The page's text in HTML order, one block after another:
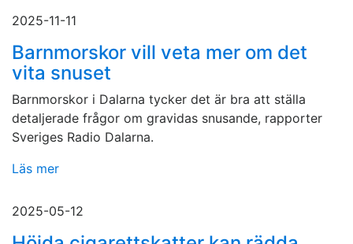
2025-11-11
Barnmorskor vill veta mer om det
vita snuset
Barnmorskor i Dalarna tycker det är bra att ställa
detaljerade frågor om gravidas snusande, rapporter
Sveriges Radio Dalarna.
Läs mer
2025-05-12